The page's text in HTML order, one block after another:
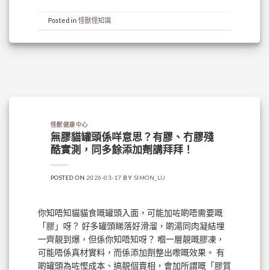
Posted in 怪獸怪知識
怪獸健康中心
無膠貓罐頭係咩意思？有膠、冇膠殘
酷實測，同多餘添加劑講拜拜！
POSTED ON 2026-03-17 BY SIMON_LU
你知唔知貓貓食嘅罐頭入面，可能加咗啲唔需要嘅
「膠」呀？ 好多罐頭睇落好滑溜，啲湯同肉凝結埋
一齊靚到爆，但係你知唔知呀？ 嗰一層靚嘅膠凍，
可能唔係真材實料，而係添加劑整出嚟嘅效果。 有
啲罐頭為咗慳成本、搞靚個賣相，會加所謂嘅「膠質